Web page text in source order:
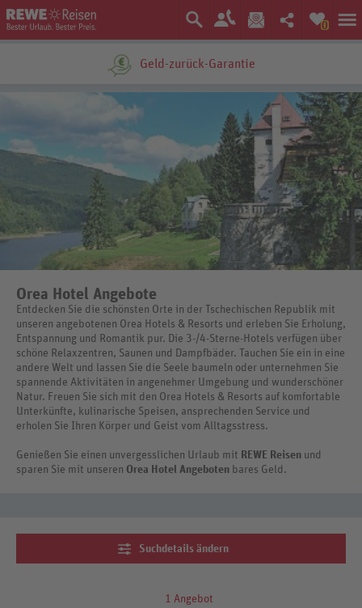
0
Geld-zurück-Garantie
Orea Hotel Angebote
Entdecken Sie die schönsten Orte in der Tschechischen Republik mit
unseren angebotenen Orea Hotels & Resorts und erleben Sie Erholung,
Entspannung und Romantik pur. Die 3-/4-Sterne-Hotels verfügen über
schöne Relaxzentren, Saunen und Dampfbäder. Tauchen Sie ein in eine
andere Welt und lassen Sie die Seele baumeln oder unternehmen Sie
spannende Aktivitäten in angenehmer Umgebung und wunderschöner
Natur. Freuen Sie sich mit den Orea Hotels & Resorts auf komfortable
Unterkünfte, kulinarische Speisen, ansprechenden Service und
erholen Sie Ihren Körper und Geist vom Alltagsstress.
Genießen Sie einen unvergesslichen Urlaub mit REWE Reisen und
sparen Sie mit unseren Orea Hotel Angeboten bares Geld.
1 Angebot
Suchdetails ändern